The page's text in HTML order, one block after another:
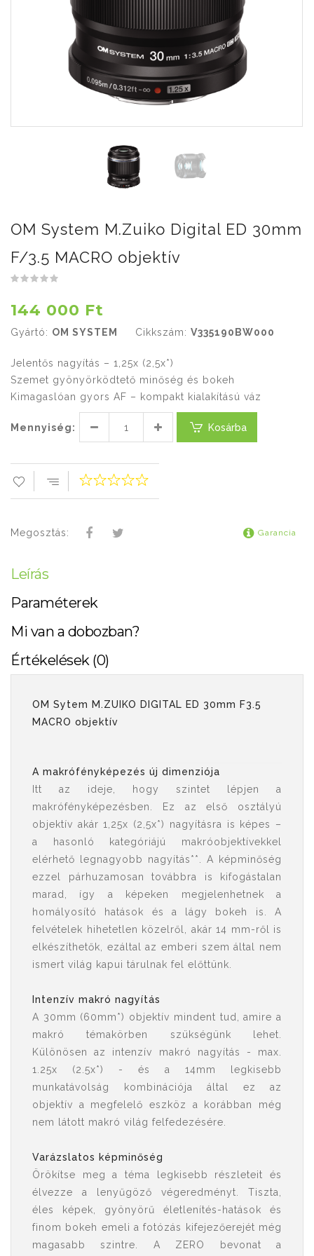
OM System M.Zuiko Digital ED 30mm
F/3.5 MACRO objektív
144 000 Ft
Gyártó: OM SYSTEM Cikkszám: V335190BW000
Jelentős nagyítás – 1,25x (2,5x*)
Szemet gyönyörködtető minőség és bokeh
Kimagaslóan gyors AF – kompakt kialakítású váz
Mennyiség: Kosárba
Megosztás: Garancia
Leírás
Paraméterek
Mi van a dobozban?
Értékelések (0)
OM Sytem M.ZUIKO DIGITAL ED 30mm F3.5
MACRO objektív
A makrófényképezés új dimenziója
Itt az ideje, hogy szintet lépjen a
makrófényképezésben. Ez az első osztályú
objektív akár 1,25x (2,5x*) nagyításra is képes –
a hasonló kategóriájú makróobjektívekkel
elérhető legnagyobb nagyítás**. A képminőség
ezzel párhuzamosan továbbra is kifogástalan
marad, így a képeken megjelenhetnek a
homályosító hatások és a lágy bokeh is. A
felvételek hihetetlen közelről, akár 14 mm-ről is
elkészíthetők, ezáltal az emberi szem által nem
ismert világ kapui tárulnak fel előttünk.
Intenzív makró nagyítás
A 30mm (60mm*) objektív mindent tud, amire a
makró témakörben szükségünk lehet.
Különösen az intenzív makró nagyítás - max.
1.25x (2.5x*) - és a 14mm legkisebb
munkatávolság kombinációja által ez az
objektív a megfelelő eszköz a korábban még
nem látott makró világ felfedezésére.
Varázslatos képminőség
Örökítse meg a téma legkisebb részleteit és
élvezze a lenyűgöző végeredményt. Tiszta,
éles képek, gyönyörű életlenítés-hatások és
finom bokeh emeli a fotózás kifejezőerejét még
magasabb szintre. A ZERO bevonat a